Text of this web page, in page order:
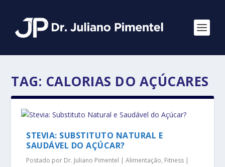
TAG: CALORIAS DO AÇÚCARES
STEVIA: SUBSTITUTO NATURAL E
SAUDÁVEL DO AÇÚCAR?
Postado por Dr. Juliano Pimentel |Alimentação, Fitness |